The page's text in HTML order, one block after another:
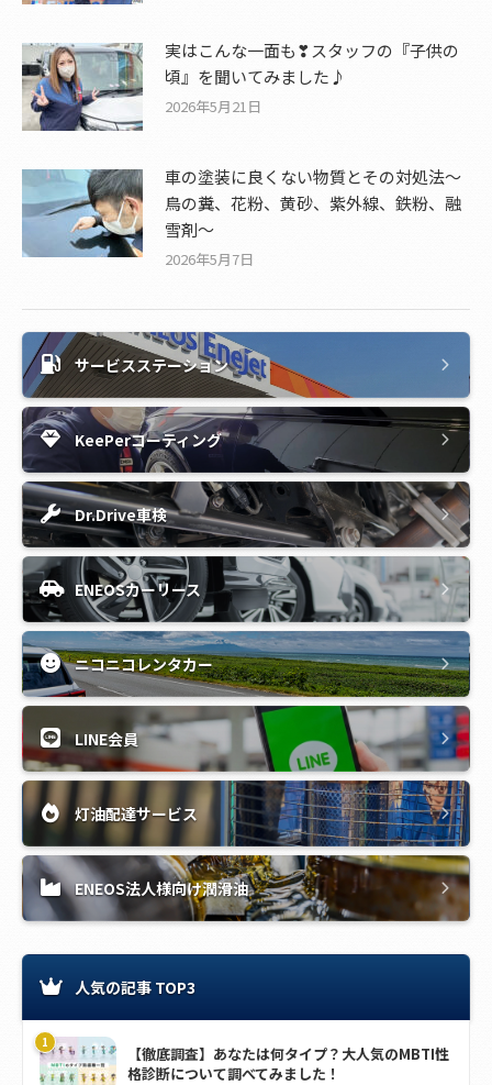
実はこんな一面も❣スタッフの『子供の
頃』を聞いてみました♪
2026年5月21日
車の塗装に良くない物質とその対処法～
鳥の糞、花粉、黄砂、紫外線、鉄粉、融
雪剤～
2026年5月7日
サービスステーション
KeePerコーティング
Dr.Drive車検
ENEOSカーリース
ニコニコレンタカー
LINE会員
灯油配達サービス
ENEOS法人様向け潤滑油
人気の記事 TOP3
【徹底調査】あなたは何タイプ？大人気のMBTI性
格診断について調べてみました！